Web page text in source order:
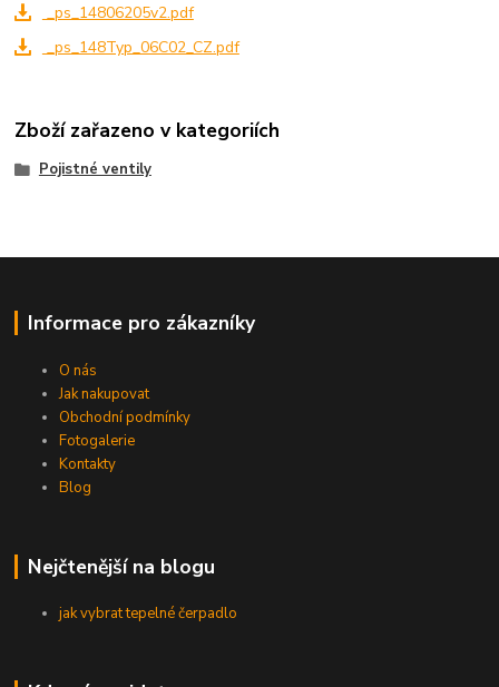
_ps_14806205v2.pdf
_ps_148Typ_06C02_CZ.pdf
Zboží zařazeno v kategoriích
Pojistné ventily
Informace pro zákazníky
O nás
Jak nakupovat
Obchodní podmínky
Fotogalerie
Kontakty
Blog
Nejčtenější na blogu
jak vybrat tepelné čerpadlo